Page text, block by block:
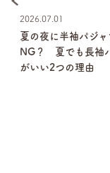
2026.07.01
夏の夜に半袖パジャ
NG？ 夏でも長袖
がいい2つの理由